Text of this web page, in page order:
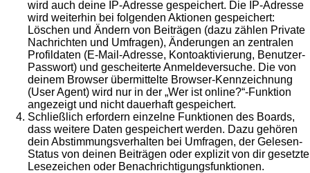
wird auch deine IP-Adresse gespeichert. Die IP-Adresse
wird weiterhin bei folgenden Aktionen gespeichert:
Löschen und Ändern von Beiträgen (dazu zählen Private
Nachrichten und Umfragen), Änderungen an zentralen
Profildaten (E-Mail-Adresse, Kontoaktivierung, Benutzer-
Passwort) und gescheiterte Anmeldeversuche. Die von
deinem Browser übermittelte Browser-Kennzeichnung
(User Agent) wird nur in der „Wer ist online?“-Funktion
angezeigt und nicht dauerhaft gespeichert.
Schließlich erfordern einzelne Funktionen des Boards,
dass weitere Daten gespeichert werden. Dazu gehören
dein Abstimmungsverhalten bei Umfragen, der Gelesen-
Status von deinen Beiträgen oder explizit von dir gesetzte
Lesezeichen oder Benachrichtigungsfunktionen.